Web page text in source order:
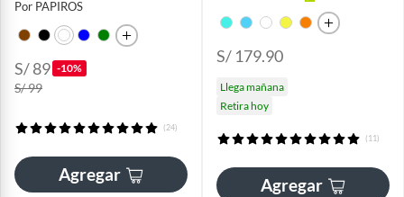
Por PAPIROS
S/ 89 -10%
S/ 99
(24)
Agregar
S/ 179.90
Llega mañana
Retira hoy
(11)
Agregar